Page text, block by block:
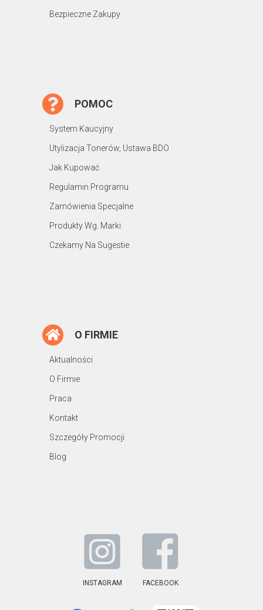
Bezpieczne Zakupy
POMOC
System Kaucyjny
Utylizacja Tonerów, Ustawa BDO
Jak Kupować
Regulamin Programu
Zamówienia Specjalne
Produkty Wg. Marki
Czekamy Na Sugestie
O FIRMIE
Aktualności
O Firmie
Praca
Kontakt
Szczegóły Promocji
Blog
INSTAGRAM FACEBOOK